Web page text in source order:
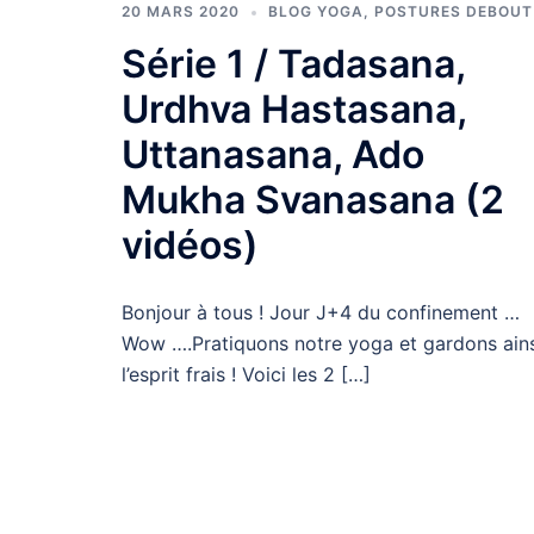
20 MARS 2020 BLOG YOGA, POSTURES DEBOUT
Série 1 / Tadasana,
Urdhva Hastasana,
Uttanasana, Ado
Mukha Svanasana (2
vidéos)
Bonjour à tous ! Jour J+4 du confinement …
Wow ….Pratiquons notre yoga et gardons
l’esprit frais ! Voici les 2 […]